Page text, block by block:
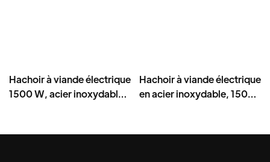
Hachoir à viande électrique
1500 W, acier inoxydable
Hachoir à viande électrique
en acier inoxydable, 1500